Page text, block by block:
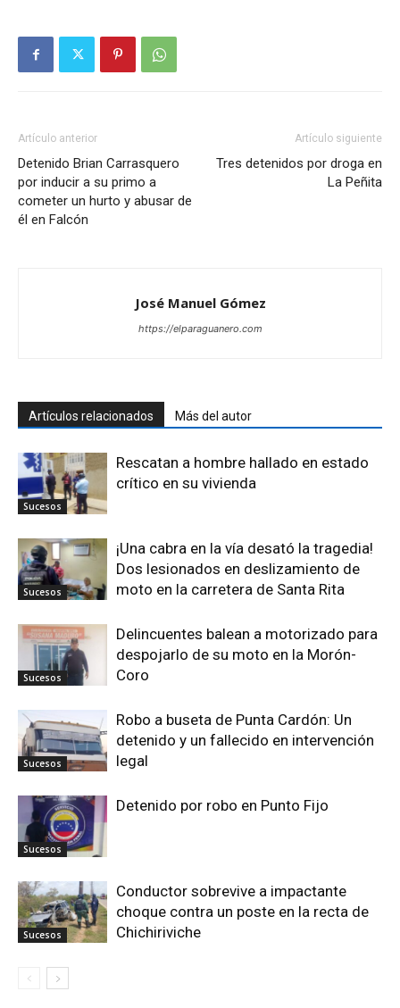
Artículo anterior
Detenido Brian Carrasquero
por inducir a su primo a
cometer un hurto y abusar de
él en Falcón
Artículo siguiente
Tres detenidos por droga en
La Peñita
José Manuel Gómez
https://elparaguanero.com
Artículos relacionados Más del autor
Sucesos
Rescatan a hombre hallado en estado
crítico en su vivienda
Sucesos
¡Una cabra en la vía desató la tragedia!
Dos lesionados en deslizamiento de
moto en la carretera de Santa Rita
Sucesos
Delincuentes balean a motorizado para
despojarlo de su moto en la Morón-
Coro
Sucesos
Robo a buseta de Punta Cardón: Un
detenido y un fallecido en intervención
legal
Sucesos
Detenido por robo en Punto Fijo
Sucesos
Conductor sobrevive a impactante
choque contra un poste en la recta de
Chichiriviche